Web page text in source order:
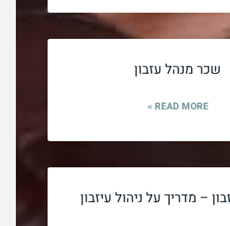
שכר מנהל עזבון
READ MORE »
– מדריך על ניהול עיזבון